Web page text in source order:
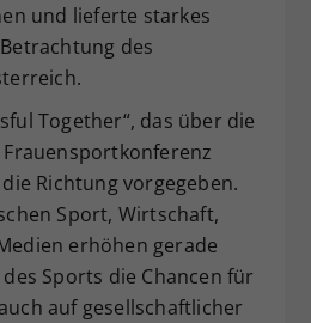
und lieferte starkes
des
Together“, das über die
Richtung vorgegeben.
Sport, Wirtschaft,
erhöhen gerade
Sports die Chancen für
auf gesellschaftlicher